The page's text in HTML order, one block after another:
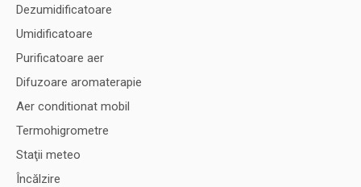
Dezumidificatoare
Umidificatoare
Purificatoare aer
Difuzoare aromaterapie
Aer conditionat mobil
Termohigrometre
Staţii meteo
Încălzire